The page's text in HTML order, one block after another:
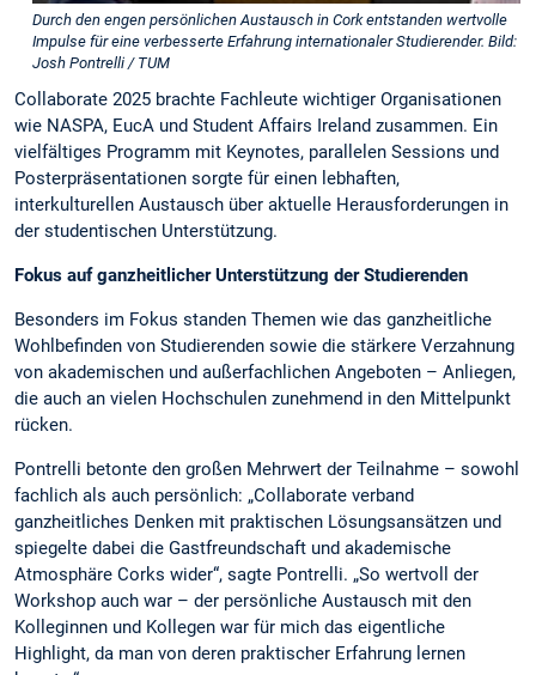
Durch den engen persönlichen Austausch in Cork entstanden wertvolle
Impulse für eine verbesserte Erfahrung internationaler Studierender. Bild:
Josh Pontrelli / TUM
Collaborate 2025 brachte Fachleute wichtiger Organisationen
wie NASPA, EucA und Student Affairs Ireland zusammen. Ein
vielfältiges Programm mit Keynotes, parallelen Sessions und
Posterpräsentationen sorgte für einen lebhaften,
interkulturellen Austausch über aktuelle Herausforderungen in
der studentischen Unterstützung.
Fokus auf ganzheitlicher Unterstützung der Studierenden
Besonders im Fokus standen Themen wie das ganzheitliche
Wohlbefinden von Studierenden sowie die stärkere Verzahnung
von akademischen und außerfachlichen Angeboten – Anliegen,
die auch an vielen Hochschulen zunehmend in den Mittelpunkt
rücken.
Pontrelli betonte den großen Mehrwert der Teilnahme – sowohl
fachlich als auch persönlich: „Collaborate verband
ganzheitliches Denken mit praktischen Lösungsansätzen und
spiegelte dabei die Gastfreundschaft und akademische
Atmosphäre Corks wider“, sagte Pontrelli. „So wertvoll der
Workshop auch war – der persönliche Austausch mit den
Kolleginnen und Kollegen war für mich das eigentliche
Highlight, da man von deren praktischer Erfahrung lernen